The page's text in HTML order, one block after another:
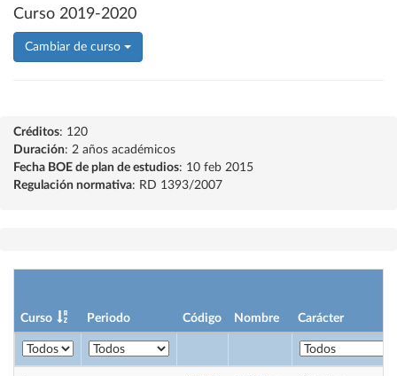
Curso 2019-2020
Cambiar de curso
Créditos: 120
Duración: 2 años académicos
Fecha BOE de plan de estudios: 10 feb 2015
Regulación normativa: RD 1393/2007
Curso Periodo Código Nombre Carácter